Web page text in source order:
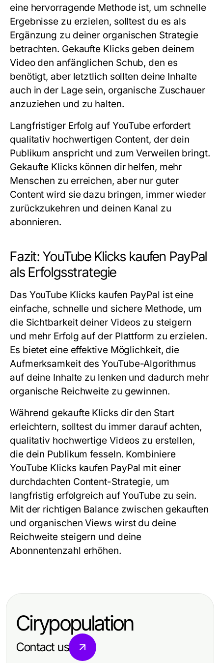
eine hervorragende Methode ist, um schnelle
Ergebnisse zu erzielen, solltest du es als
Ergänzung zu deiner organischen Strategie
betrachten. Gekaufte Klicks geben deinem
Video den anfänglichen Schub, den es
benötigt, aber letztlich sollten deine Inhalte
auch in der Lage sein, organische Zuschauer
anzuziehen und zu halten.
Langfristiger Erfolg auf YouTube erfordert
qualitativ hochwertigen Content, der dein
Publikum anspricht und zum Verweilen bringt.
Gekaufte Klicks können dir helfen, mehr
Menschen zu erreichen, aber nur guter
Content wird sie dazu bringen, immer wieder
zurückzukehren und deinen Kanal zu
abonnieren.
Fazit: YouTube Klicks kaufen PayPal
als Erfolgsstrategie
Das YouTube Klicks kaufen PayPal ist eine
einfache, schnelle und sichere Methode, um
die Sichtbarkeit deiner Videos zu steigern
und mehr Erfolg auf der Plattform zu erzielen.
Es bietet eine effektive Möglichkeit, die
Aufmerksamkeit des YouTube-Algorithmus
auf deine Inhalte zu lenken und dadurch mehr
organische Reichweite zu gewinnen.
Während gekaufte Klicks dir den Start
erleichtern, solltest du immer darauf achten,
qualitativ hochwertige Videos zu erstellen,
die dein Publikum fesseln. Kombiniere
YouTube Klicks kaufen PayPal mit einer
durchdachten Content-Strategie, um
langfristig erfolgreich auf YouTube zu sein.
Mit der richtigen Balance zwischen gekauften
und organischen Views wirst du deine
Reichweite steigern und deine
Abonnentenzahl erhöhen.
Cirypopulation
Contact us